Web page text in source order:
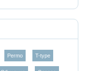
Permo T-type